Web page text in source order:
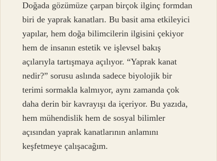
Doğada gözümüze çarpan birçok ilginç formdan
biri de yaprak kanatları. Bu basit ama etkileyici
yapılar, hem doğa bilimcilerin ilgisini çekiyor
hem de insanın estetik ve işlevsel bakış
açılarıyla tartışmaya açılıyor. “Yaprak kanat
nedir?” sorusu aslında sadece biyolojik bir
terimi sormakla kalmıyor, aynı zamanda çok
daha derin bir kavrayışı da içeriyor. Bu yazıda,
hem mühendislik hem de sosyal bilimler
açısından yaprak kanatlarının anlamını
keşfetmeye çalışacağım.